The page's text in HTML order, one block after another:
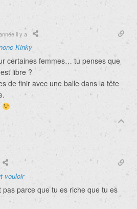
il y a
Kinky
certaines femmes… tu penses que
libre ?
de finir avec une balle dans la tête
vouloir
pas parce que tu es riche que tu es